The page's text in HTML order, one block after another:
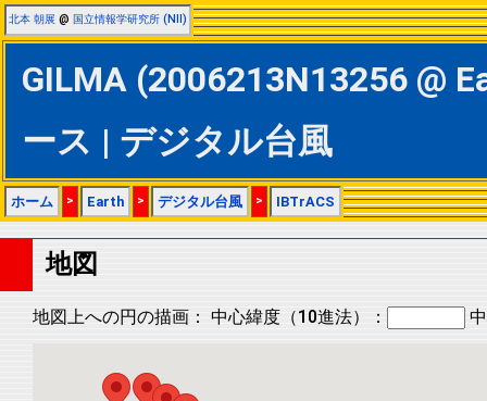
北本 朝展 @ 国立情報学研究所 (NII)
GILMA (2006213N13256 @
ース | デジタル台風
ホーム > Earth > デジタル台風 > IBTrACS
地図
地図上への円の描画： 中心緯度（10進法）：